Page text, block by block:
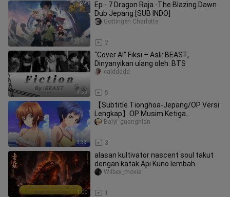
23:41
Ep - 7 Dragon Raja -The Blazing Dawn
Dub Jepang [SUB INDO]
2
Göttingen Charlotte
3:55
“Cover AI” Fiksi – Asli: BEAST,
Dinyanyikan ulang oleh: BTS
5
calddddd
3:33
【Subtitle Tionghoa-Jepang/OP Versi
Lengkap】OP Musim Ketiga
“Shiranami Uta” dari “Island Blue” /
3
Baiyi_guangnian
1:00
alasan kultivator nascent soul takut
dengan katak Api Kuno lembah
Kejatuhan Iblis
1
Wilbex_movie